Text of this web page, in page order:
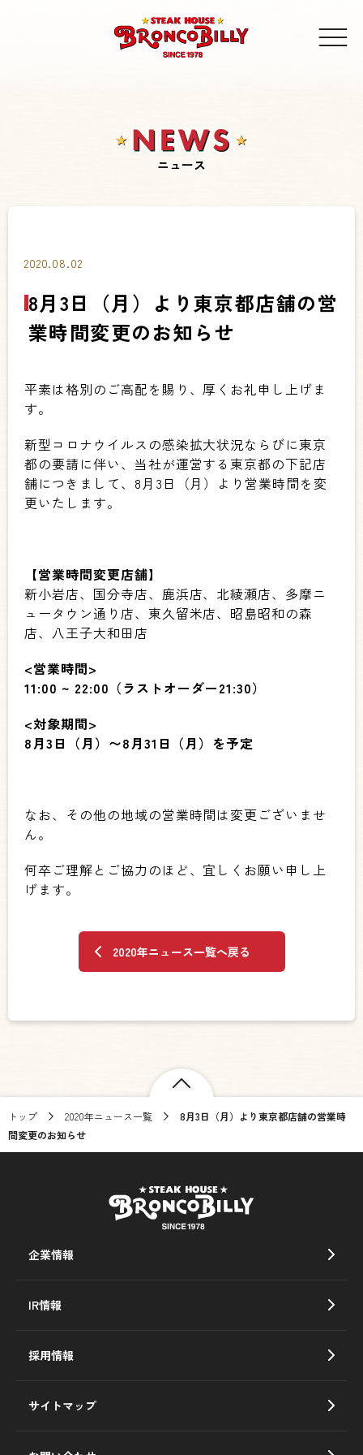
ニュース
2020.08.02
8月3日（月）より東京都店舗の営
業時間変更のお知らせ
平素は格別のご高配を賜り、厚くお礼申し上げま
す。
新型コロナウイルスの感染拡大状況ならびに東京
都の要請に伴い、当社が運営する東京都の下記店
舗につきまして、8月3日（月）より営業時間を変
更いたします。
【営業時間変更店舗】
新小岩店、国分寺店、鹿浜店、北綾瀬店、多摩ニ
ュータウン通り店、東久留米店、昭島昭和の森
店、八王子大和田店
<営業時間>
11:00 ~ 22:00（ラストオーダー21:30）
<対象期間>
8月3日（月）〜8月31日（月）を予定
なお、その他の地域の営業時間は変更ございませ
ん。
何卒ご理解とご協力のほど、宜しくお願い申し上
げます。
2020年ニュース一覧へ戻る
トップ 2020年ニュース一覧
8月3日（月）より東京都店舗の営業時
間変更のお知らせ
企業情報
IR情報
採用情報
サイトマップ